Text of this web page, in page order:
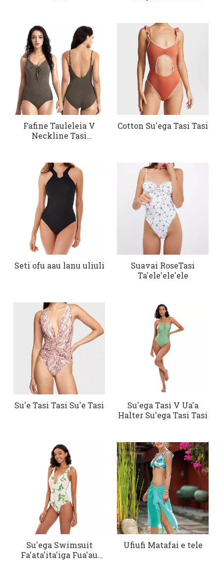
Fafine Tauleleia V
Neckline Tasi
Cotton Su'ega Tasi Tasi
Seti ofu aau lanu uliuli
Suavai RoseTasi
Ta'ele'ele'ele
Su'e Tasi Tasi Su'e Tasi
Su'ega Tasi V Ua'a
Halter Su'ega Tasi Tasi
Su'ega Swimsuit
Fa'ata'ita'iga Fua'au
Ufiufi Matafai e tele